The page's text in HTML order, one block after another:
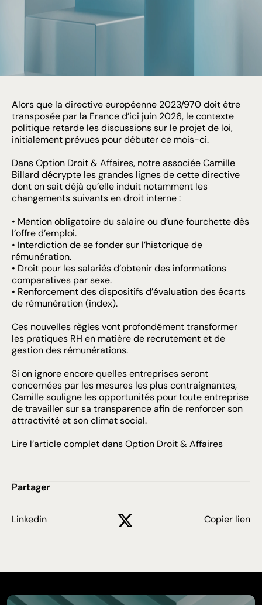
Partager
Linkedin Copier lien
Alors que la directive européenne 2023/970 doit être
transposée par la France d’ici juin 2026, le contexte
politique retarde les discussions sur le projet de loi,
initialement prévues pour débuter ce mois-ci.
Dans Option Droit & Affaires, notre associée Camille
Billard décrypte les grandes lignes de cette directive
dont on sait déjà qu’elle induit notamment les
changements suivants en droit interne :
• Mention obligatoire du salaire ou d’une fourchette dès
l’offre d’emploi.
• Interdiction de se fonder sur l’historique de
rémunération.
• Droit pour les salariés d’obtenir des informations
comparatives par sexe.
• Renforcement des dispositifs d’évaluation des écarts
de rémunération (index).
Ces nouvelles règles vont profondément transformer
les pratiques RH en matière de recrutement et de
gestion des rémunérations.
Si on ignore encore quelles entreprises seront
concernées par les mesures les plus contraignantes,
Camille souligne les opportunités pour toute entreprise
de travailler sur sa transparence afin de renforcer son
attractivité et son climat social.
Lire l’article complet dans Option Droit & Affaires